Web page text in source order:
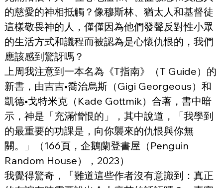
的慈愛的神相抵觸？像穆斯林、猶太人和基督徒
這樣敬畏神的人，僅僅因為他們發聲反對性小眾
的生活方式和議程而被認為是心懷仇恨的，我們
應該感到驚訝嗎？
上周我注意到一本名為《T指南》（T Guide）的
新書，由吉吉•喬治烏斯（Gigi Georgeous）和
凱德•戈特米克（Kade Gottmik）合著，書中暗
示，神是「充滿憎恨的」，其中說道，「我學到
的最重要的功課是，向你襲來的仇恨與你無
關。」（166頁，企鵝蘭登書屋（Penguin
Random House），2023）
我覺得驚奇，「難道這些作者沒有意識到：真正